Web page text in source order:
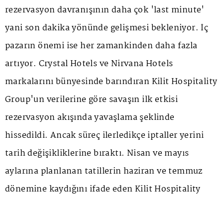
rezervasyon davranışının daha çok 'last minute'
yani son dakika yönünde gelişmesi bekleniyor. İç
pazarın önemi ise her zamankinden daha fazla
artıyor. Crystal Hotels ve Nirvana Hotels
markalarını bünyesinde barındıran Kilit Hospitality
Group'un verilerine göre savaşın ilk etkisi
rezervasyon akışında yavaşlama şeklinde
hissedildi. Ancak süreç ilerledikçe iptaller yerini
tarih değişikliklerine bıraktı. Nisan ve mayıs
aylarına planlanan tatillerin haziran ve temmuz
dönemine kaydığını ifade eden Kilit Hospitality